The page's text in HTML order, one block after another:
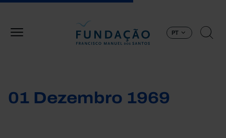
PT
01 Dezembro 1969